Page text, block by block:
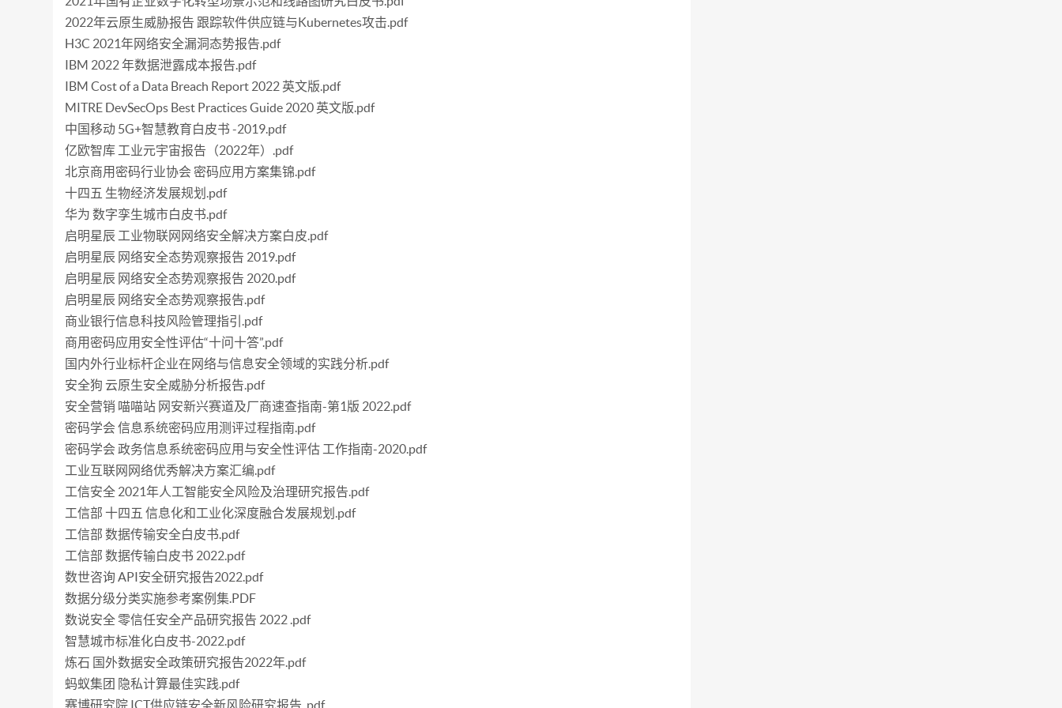
2022年云原生威胁报告 跟踪软件供应链与Kubernetes攻击.pdf
H3C 2021年网络安全漏洞态势报告.pdf
IBM 2022 年数据泄露成本报告.pdf
IBM Cost of a Data Breach Report 2022 英文版.pdf
MITRE DevSecOps Best Practices Guide 2020 英文版.pdf
中国移动 5G+智慧教育白皮书 -2019.pdf
亿欧智库 工业元宇宙报告（2022年）.pdf
北京商用密码行业协会 密码应用方案集锦.pdf
十四五 生物经济发展规划.pdf
华为 数字孪生城市白皮书.pdf
启明星辰 工业物联网网络安全解决方案白皮.pdf
启明星辰 网络安全态势观察报告 2019.pdf
启明星辰 网络安全态势观察报告 2020.pdf
启明星辰 网络安全态势观察报告.pdf
商业银行信息科技风险管理指引.pdf
商用密码应用安全性评估“十问十答”.pdf
国内外行业标杆企业在网络与信息安全领域的实践分析.pdf
安全狗 云原生安全威胁分析报告.pdf
安全营销 喵喵站 网安新兴赛道及厂商速查指南-第1版 2022.pdf
密码学会 信息系统密码应用测评过程指南.pdf
密码学会 政务信息系统密码应用与安全性评估 工作指南-2020.pdf
工业互联网网络优秀解决方案汇编.pdf
工信安全 2021年人工智能安全风险及治理研究报告.pdf
工信部 十四五 信息化和工业化深度融合发展规划.pdf
工信部 数据传输安全白皮书.pdf
工信部 数据传输白皮书 2022.pdf
数世咨询 API安全研究报告2022.pdf
数据分级分类实施参考案例集.PDF
数说安全 零信任安全产品研究报告 2022 .pdf
智慧城市标准化白皮书-2022.pdf
炼石 国外数据安全政策研究报告2022年.pdf
蚂蚁集团 隐私计算最佳实践.pdf
赛博研究院 ICT供应链安全新风险研究报告 .pdf